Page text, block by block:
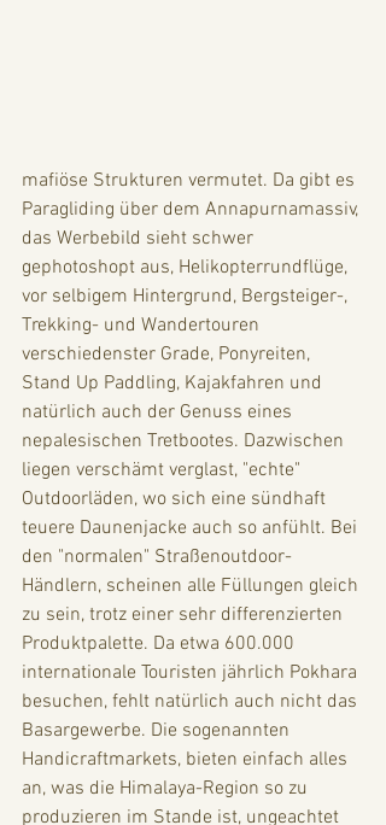
mafiöse Strukturen vermutet. Da gibt es
Paragliding über dem Annapurnamassiv,
das Werbebild sieht schwer
gephotoshopt aus, Helikopterrundflüge,
vor selbigem Hintergrund, Bergsteiger-,
Trekking- und Wandertouren
verschiedenster Grade, Ponyreiten,
Stand Up Paddling, Kajakfahren und
natürlich auch der Genuss eines
nepalesischen Tretbootes. Dazwischen
liegen verschämt verglast, "echte"
Outdoorläden, wo sich eine sündhaft
teuere Daunenjacke auch so anfühlt. Bei
den "normalen" Straßenoutdoor-
Händlern, scheinen alle Füllungen gleich
zu sein, trotz einer sehr differenzierten
Produktpalette. Da etwa 600.000
internationale Touristen jährlich Pokhara
besuchen, fehlt natürlich auch nicht das
Basargewerbe. Die sogenannten
Handicraftmarkets, bieten einfach alles
an, was die Himalaya-Region so zu
produzieren im Stande ist, ungeachtet